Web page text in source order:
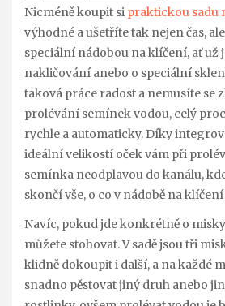
Nicméně koupit si praktickou sadu
výhodné a ušetříte tak nejen čas,
speciální nádobou na klíčení, ať už
nakličování anebo o speciální
taková práce radost a nemusíte se
prolévání semínek vodou, celý
rychle a automaticky. Díky
ideální velikostí oček vám při
semínka neodplavou do kanálu,
skončí vše, o co v nádobě na
Navíc, pokud jde konkrétně o
můžete stohovat. V sadě jsou tři
klidně dokoupit i další, a na každé
snadno pěstovat jiný druh anebo